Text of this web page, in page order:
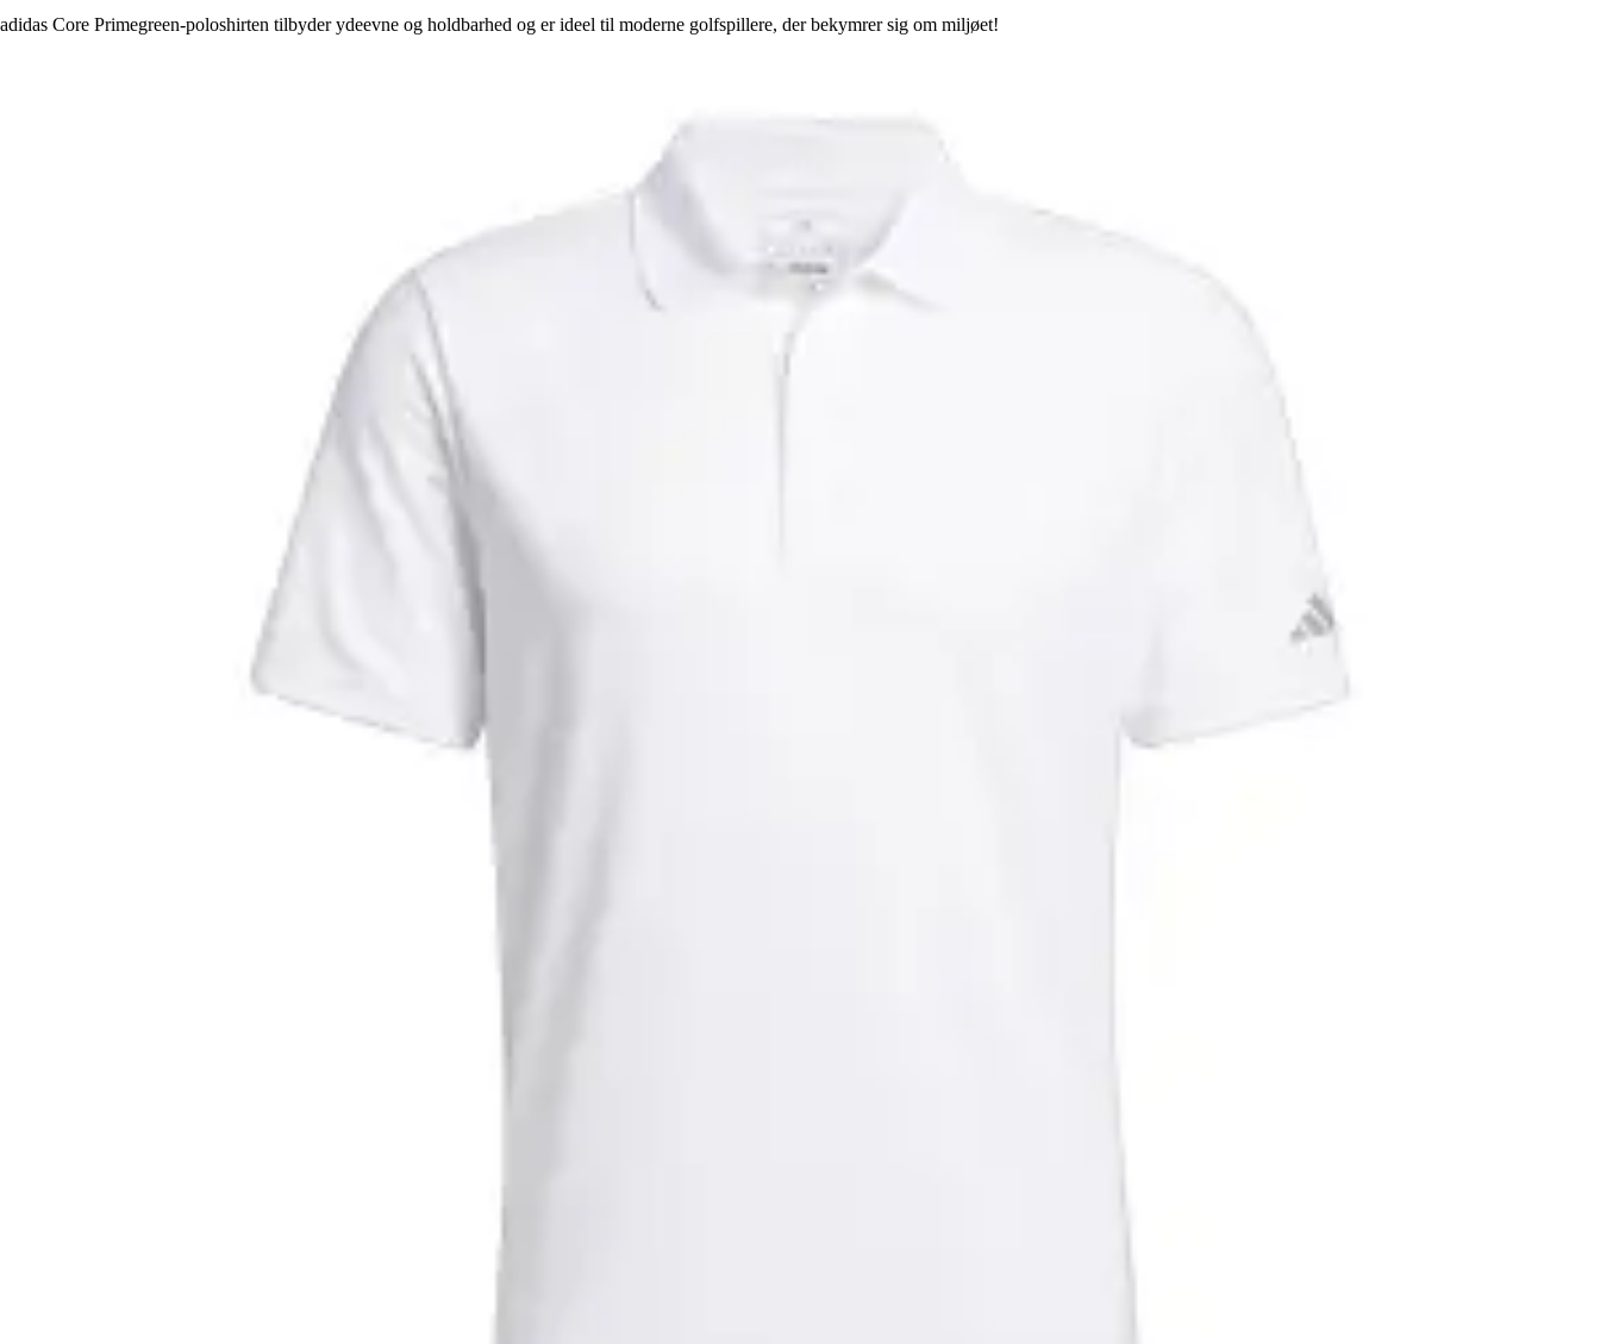
adidas Core Primegreen-poloshirten tilbyder ydeevne og holdbarhed og er ideel til moderne golfspillere, der bekymrer sig om miljøet!